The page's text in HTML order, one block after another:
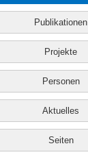
Publikationen
Projekte
Personen
Aktuelles
Seiten